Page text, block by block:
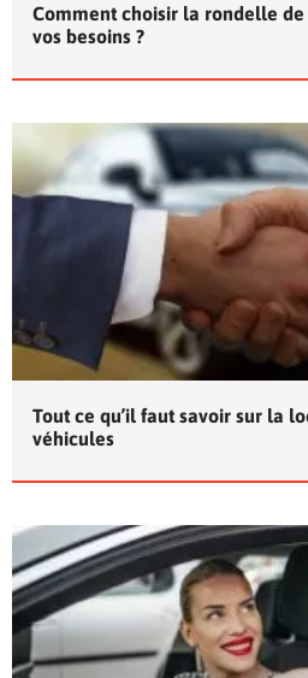
Comment choisir la rondelle
vos besoins ?
Tout ce qu’il faut savoir sur la
véhicules